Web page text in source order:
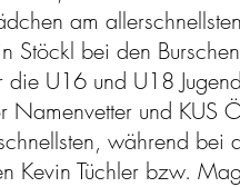
am
Stöckl bei den
die U16 und U18
und KUS
während bei
Kevin Tüchler bzw.